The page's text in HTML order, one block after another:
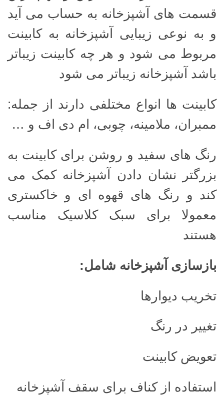
قسمت های آشپزخانه به حساب می آید
و به نوعی زیبایی آشپزخانه به کابینت
مربوط می شود و هر چه کابینت زیباتر
باشد آشپزخانه زیباتر می شود
کابینت ها انواع مختلفی دارند از جمله:
ممبران، ملامینه، چوبی، ام دی اف و …
رنگ های سفید و روشن برای کابینت به
بزرگتر نشان دادن آشپزخانه کمک می
کند و رنگ های قهوه ای و خاکستری
معمولا برای سبک کلاسیک مناسب
هستند
بازسازی آشپزخانه شامل:
تخریب دیوارها
تغییر در رنگ
تعویض کابینت
استفاده از کناف برای سقف آشپزخانه